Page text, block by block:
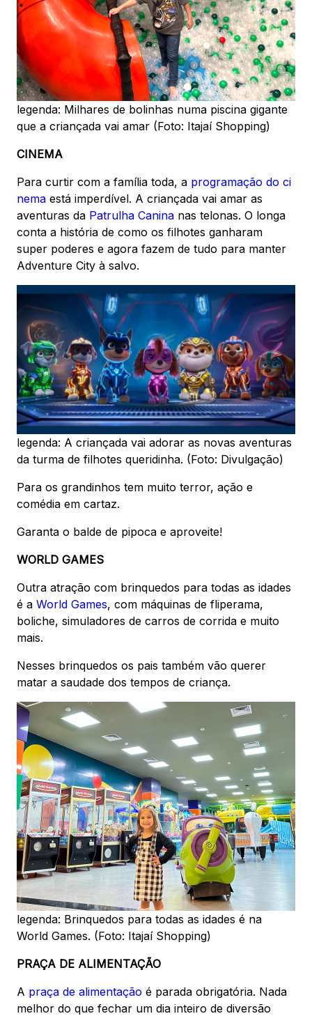
legenda: Milhares de bolinhas numa piscina gigante
que a criançada vai amar (Foto: Itajaí Shopping)
CINEMA
Para curtir com a família toda, a programação do ci
nema está imperdível. A criançada vai amar as
aventuras da Patrulha Canina nas telonas. O longa
conta a história de como os filhotes ganharam
super poderes e agora fazem de tudo para manter
Adventure City à salvo.
legenda: A criançada vai adorar as novas aventuras
da turma de filhotes queridinha. (Foto: Divulgação)
Para os grandinhos tem muito terror, ação e
comédia em cartaz.
Garanta o balde de pipoca e aproveite!
WORLD GAMES
Outra atração com brinquedos para todas as idades
é a World Games, com máquinas de fliperama,
boliche, simuladores de carros de corrida e muito
mais.
Nesses brinquedos os pais também vão querer
matar a saudade dos tempos de criança.
legenda: Brinquedos para todas as idades é na
World Games. (Foto: Itajaí Shopping)
PRAÇA DE ALIMENTAÇÃO
A praça de alimentação é parada obrigatória. Nada
melhor do que fechar um dia inteiro de diversão